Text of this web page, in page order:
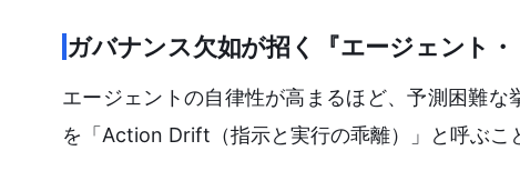
ガバナンス欠如が招く『エージェント
エージェントの自律性が高まるほど、予測困難
を「Action Drift（指示と実行の乖離）」と呼ぶこ